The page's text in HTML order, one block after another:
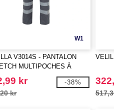
W1
V3014S - PANTALON
MULTIPOCHES À
REFLECHISSANTES
kr
kr
-38%